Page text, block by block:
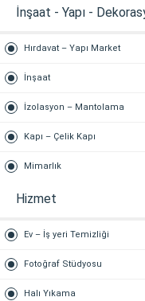
İnşaat - Yapı -
Hırdavat – Yapı Market
İnşaat
İzolasyon – Mantolama
Kapı – Çelik Kapı
Mimarlık
Hizmet
Ev – İş yeri Temizliği
Fotoğraf Stüdyosu
Halı Yıkama